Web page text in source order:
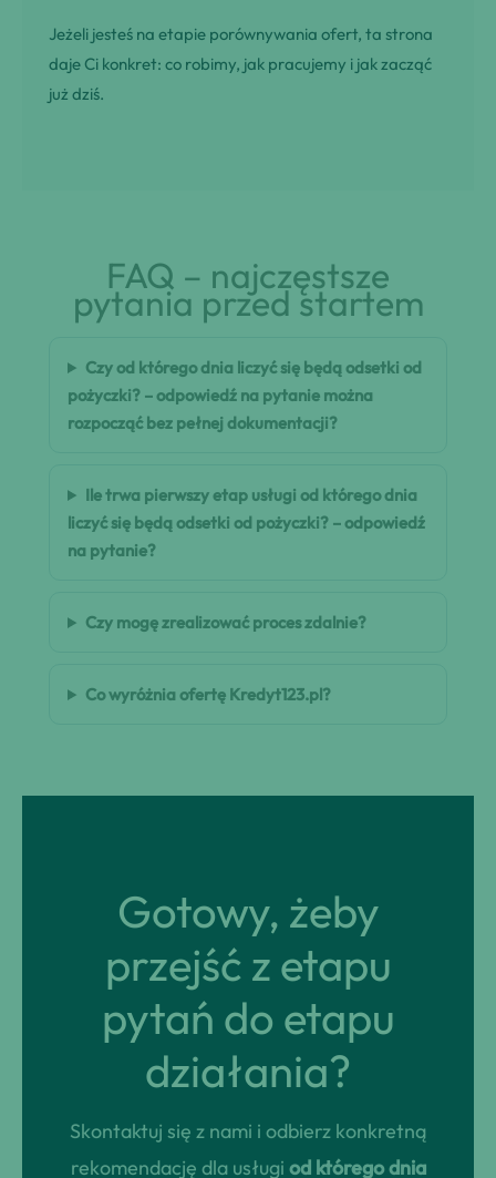
Jeżeli jesteś na etapie porównywania ofert, ta strona
daje Ci konkret: co robimy, jak pracujemy i jak zacząć
już dziś.
FAQ – najczęstsze
pytania przed startem
Czy od którego dnia liczyć się będą odsetki od
pożyczki? – odpowiedź na pytanie można
rozpocząć bez pełnej dokumentacji?
Ile trwa pierwszy etap usługi od którego dnia
liczyć się będą odsetki od pożyczki? – odpowiedź
na pytanie?
Czy mogę zrealizować proces zdalnie?
Co wyróżnia ofertę Kredyt123.pl?
Gotowy, żeby
przejść z etapu
pytań do etapu
działania?
Skontaktuj się z nami i odbierz konkretną
rekomendację dla usługi od którego dnia